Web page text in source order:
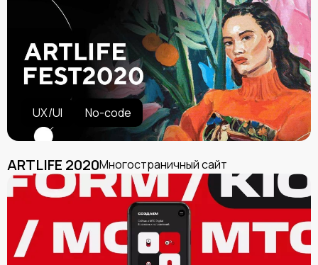
UX/UI No-code
ARTLIFE 2020Многостраничный сайт